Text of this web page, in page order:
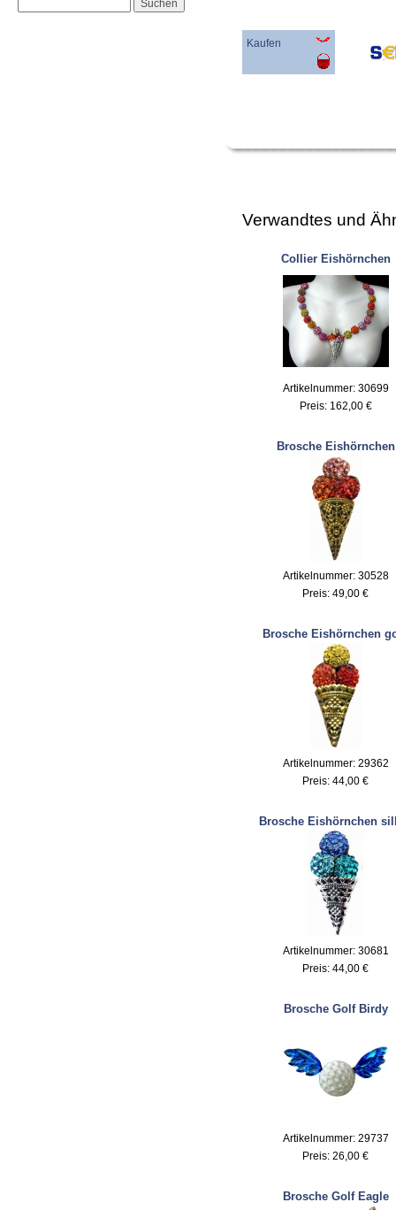
Kaufen
Verwandtes und
Collier Eishörnchen
Artikelnummer: 30699
Preis: 162,00 €
Brosche Eishörnchen
Artikelnummer: 30528
Preis: 49,00 €
Brosche Eishörnchen
Artikelnummer: 29362
Preis: 44,00 €
Brosche Eishörnchen
Artikelnummer: 30681
Preis: 44,00 €
Brosche Golf Birdy
Artikelnummer: 29737
Preis: 26,00 €
Brosche Golf Eagle